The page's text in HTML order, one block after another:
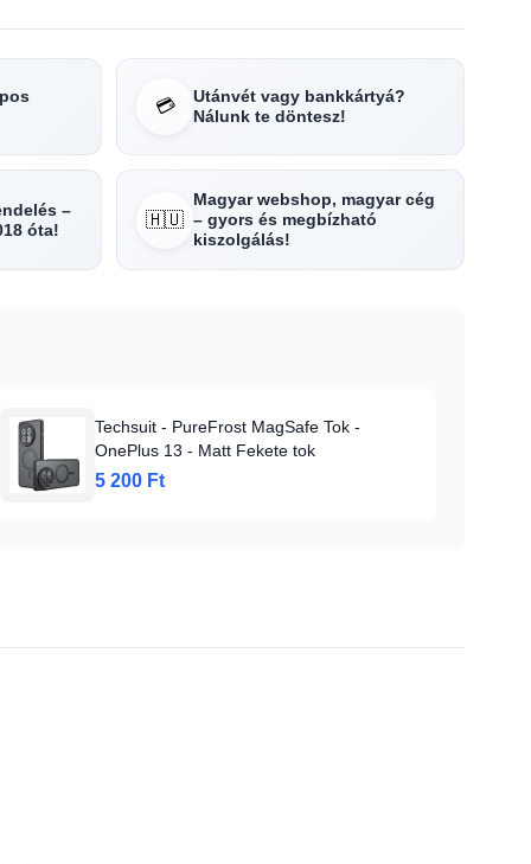
💳
Utánvét vagy bankkártyá?
Nálunk te döntesz!
–
óta!
🇭🇺
Magyar webshop, magyar cég
– gyors és megbízható
kiszolgálás!
Techsuit - PureFrost MagSafe Tok -
OnePlus 13 - Matt Fekete tok
5 200 Ft